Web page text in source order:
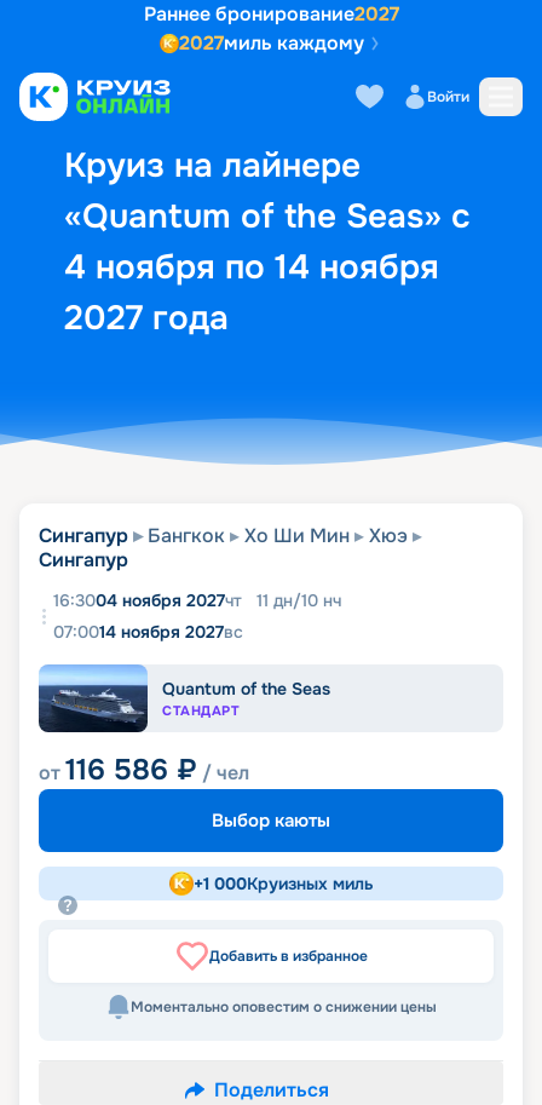
Раннее бронирование2027
2027миль каждому
Войти
Круиз на лайнере
«Quantum of the Seas» с
4 ноября по 14 ноября
2027 года
Выбор кают Маршрут и
Сингапур Бангкок Хо Ши Мин
Хюэ
Сингапур
16:3004 ноября 2027чт 11 дн/10 нч
07:0014 ноября 2027вс
Quantum of the Seas
СТАНДАРТ
от116 586 ₽ / чел
Выбор каюты
+1 000Круизных миль
Добавить в избранное
Моментально оповестим о снижении цены
Поделиться